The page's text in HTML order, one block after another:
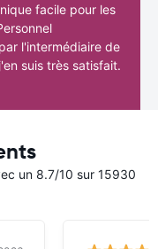
facile pour les
l'intermédiaire de
suis très satisfait.
un 8.7/10 sur 15930